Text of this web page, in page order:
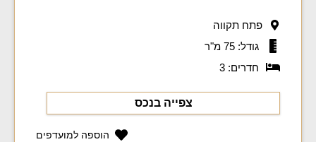
פתח תקווה
גודל: 75 מ"ר
חדרים: 3
צפייה בנכס
הוספה למועדפים